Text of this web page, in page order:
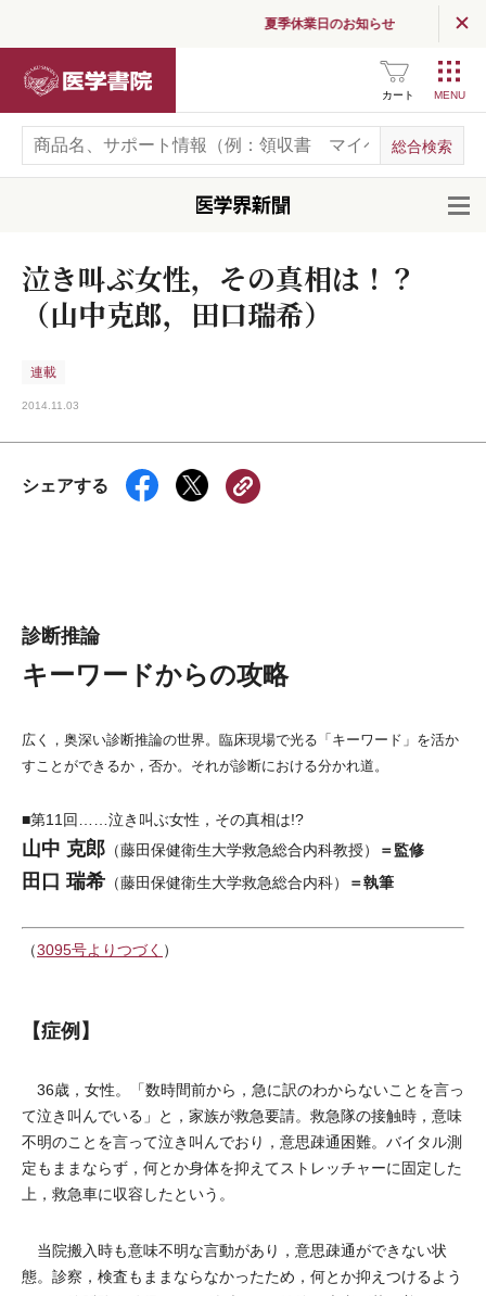
夏季休業日のお知らせ
カート
泣き叫ぶ女性，その真相は！？
（山中克郎，田口瑞希）
連載
2014.11.03
シェアする
診断推論
キーワードからの攻略
広く，奥深い診断推論の世界。臨床現場で光る「キーワード」を活か
すことができるか，否か。それが診断における分かれ道。
■第11回……泣き叫ぶ女性，その真相は!?
山中 克郎 （藤田保健衛生大学救急総合内科教授） ＝監修
田口 瑞希 （藤田保健衛生大学救急総合内科） ＝執筆
（3095号よりつづく ）
【症例】
36歳，女性。「数時間前から，急に訳のわからないことを言っ
て泣き叫んでいる」と，家族が救急要請。救急隊の接触時，意味
不明のことを言って泣き叫んでおり，意思疎通困難。バイタル測
定もままならず，何とか身体を抑えてストレッチャーに固定した
上，救急車に収容したという。
当院搬入時も意味不明な言動があり，意思疎通ができない状
態。診察，検査もままならなかったため，何とか抑えつけるよう